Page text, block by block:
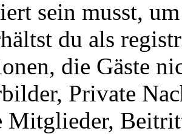
sein musst,
du als
die Gäste
Private
Mitglieder,